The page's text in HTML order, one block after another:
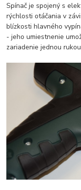
Spínač je spojený s
rýchlosti otáčania v
blízkosti hlavného
- jeho umiestnenie
zariadenie jednou